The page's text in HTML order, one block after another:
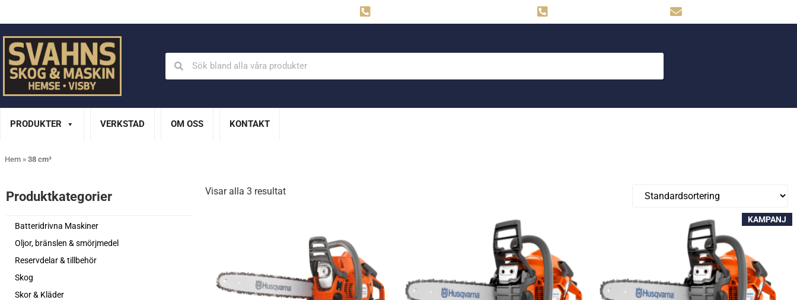
PRODUKTER VERKSTAD OM OSS KONTAKT
Hem » 38 cm³
Produktkategorier​
Batteridrivna Maskiner
Oljor, bränslen & smörjmedel
Reservdelar & tillbehör
Skog
Skor & Kläder
Visar alla 3 resultat
KAMPANJ